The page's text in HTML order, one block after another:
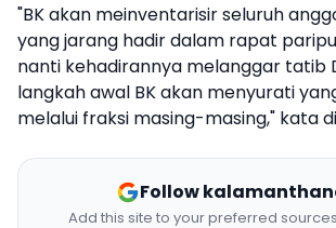
"BK akan meinventarisir seluruh
yang jarang hadir dalam rapat
nanti kehadirannya melanggar tatib
langkah awal BK akan menyurati
melalui fraksi masing-masing," kata
Follow
Add this site to your preferred